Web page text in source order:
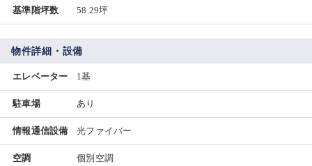
基準階坪数 58.29坪
物件詳細・設備
エレベーター 1基
駐車場 あり
情報通信設備 光ファイバー
空調 個別空調